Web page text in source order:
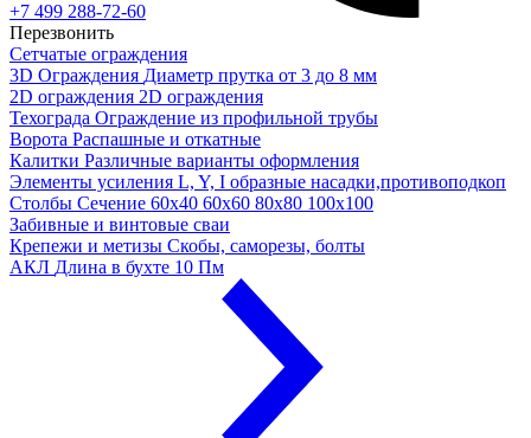
+7 499 288-72-60
Перезвонить
Сетчатые ограждения
3D Ограждения Диаметр прутка от 3 до 8 мм
2D ограждения 2D ограждения
Техограда Ограждение из профильной трубы
Ворота Распашные и откатные
Калитки Различные варианты оформления
Элементы усиления L, Y, I образные насадки,противоподкоп
Столбы Сечение 60х40 60х60 80х80 100х100
Забивные и винтовые сваи
Крепежи и метизы Скобы, саморезы, болты
АКЛ Длина в бухте 10 Пм